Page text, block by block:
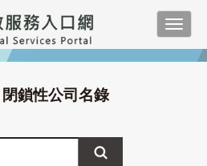
閉鎖性公司名錄